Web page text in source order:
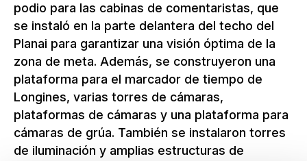
podio para las cabinas de comentaristas, que
se instaló en la parte delantera del techo del
Planai para garantizar una visión óptima de la
zona de meta. Además, se construyeron una
plataforma para el marcador de tiempo de
Longines, varias torres de cámaras,
plataformas de cámaras y una plataforma para
cámaras de grúa. También se instalaron torres
de iluminación y amplias estructuras de